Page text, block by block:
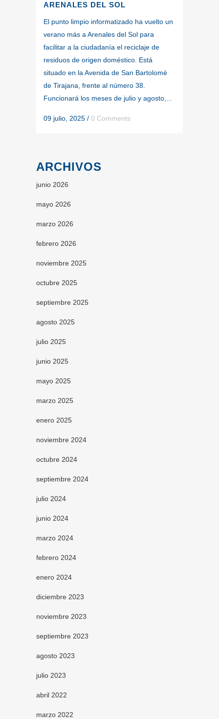
ARENALES DEL SOL
El punto limpio informatizado ha vuelto un
verano más a Arenales del Sol para
facilitar a la ciudadanía el reciclaje de
residuos de origen doméstico. Está
situado en la Avenida de San Bartolomé
de Tirajana, frente al número 38.
Funcionará los meses de julio y agosto,...
09 julio, 2025 / 0 Comments
ARCHIVOS
junio 2026
mayo 2026
marzo 2026
febrero 2026
noviembre 2025
octubre 2025
septiembre 2025
agosto 2025
julio 2025
junio 2025
mayo 2025
marzo 2025
enero 2025
noviembre 2024
octubre 2024
septiembre 2024
julio 2024
junio 2024
marzo 2024
febrero 2024
enero 2024
diciembre 2023
noviembre 2023
septiembre 2023
agosto 2023
julio 2023
abril 2022
marzo 2022